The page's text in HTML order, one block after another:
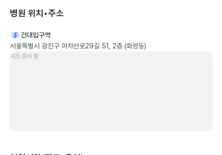
병원 위치•주소
건대입구역
서울특별시 광진구 아차산로29길 51, 2층 (화양동)
지도 준비 중